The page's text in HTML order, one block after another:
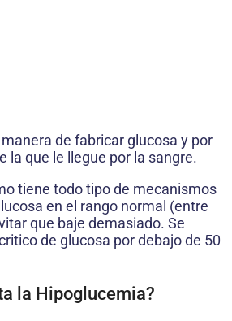
de fabricar glucosa y por
la que le llegue por la sangre.
tiene todo tipo de mecanismos
en el rango normal (entre
que baje demasiado. Se
de glucosa por debajo de 50
la Hipoglucemia?